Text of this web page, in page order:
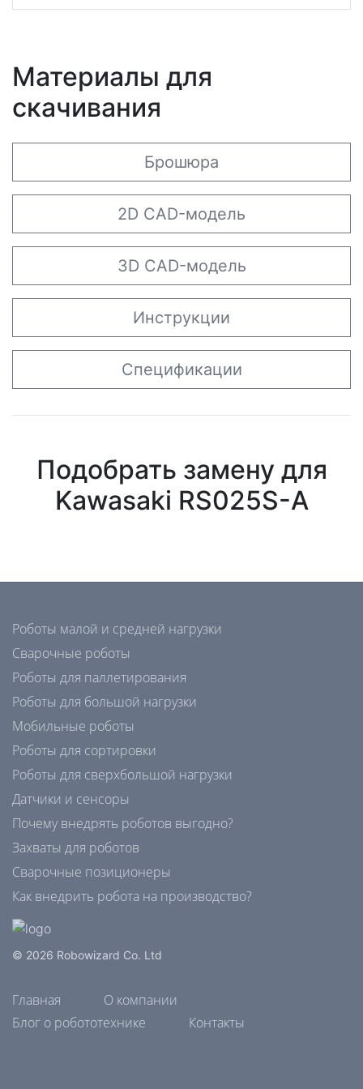
Материалы для
скачивания
Брошюра
2D CAD-модель
3D CAD-модель
Инструкции
Спецификации
Подобрать замену для
Kawasaki RS025S-A
Роботы малой и средней нагрузки
Сварочные роботы
Роботы для паллетирования
Роботы для большой нагрузки
Мобильные роботы
Роботы для сортировки
Роботы для сверхбольшой нагрузки
Датчики и сенсоры
Почему внедрять роботов выгодно?
Захваты для роботов
Сварочные позиционеры
Как внедрить робота на производство?
© 2026 Robowizard Co. Ltd
Главная
О компании
Блог о робототехнике
Контакты